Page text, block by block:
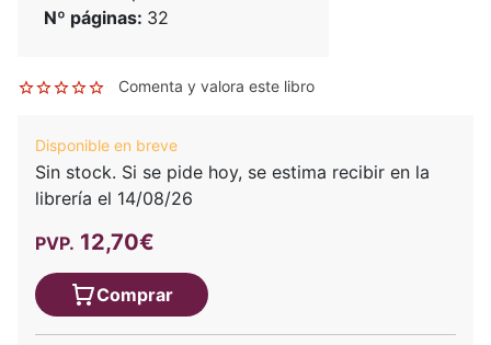
Nº páginas: 32
Comenta y valora este libro
Disponible en breve
Sin stock. Si se pide hoy, se estima recibir en la
librería el 14/08/26
PVP. 12,70€
Comprar